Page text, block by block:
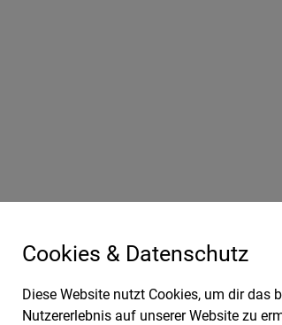
WIDERRUFSBELEHRUNG
IMPRESSUM
DATENSCHUTZ
Cookies & Datenschutz
Diese Website nutzt Cookies, um dir das
Nutzererlebnis auf unserer Website zu